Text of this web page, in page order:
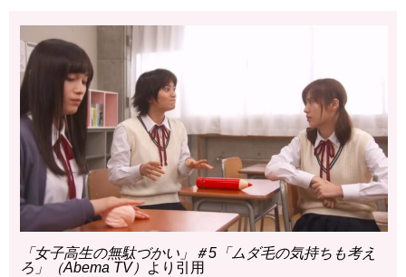
「女子高生の無駄づかい」＃5「ムダ毛の気持ちも考え
ろ」（Abema TV）
より引用